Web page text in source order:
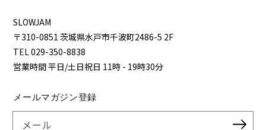
SLOWJAM
〒310-0851 茨城県⽔⼾市千波町2486-5 2F
TEL 029-350-8838
営業時間 平⽇/⼟⽇祝⽇ 11時 - 19時30分
メールマガジン登録
メール